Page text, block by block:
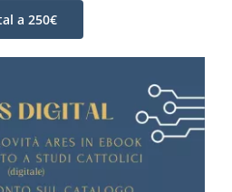
a 250€